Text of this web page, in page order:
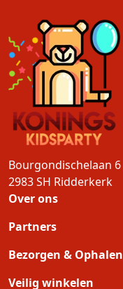
Bourgondischelaan 6
2983 SH Ridderkerk
Over ons
Partners
Bezorgen & Ophalen
Veilig winkelen